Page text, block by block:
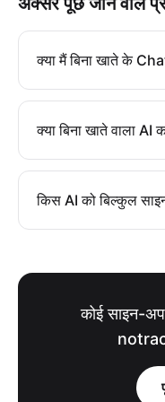
क्या मैं बिना खाते के
क्या बिना खाते वाला AI
किस AI को बिल्कुल
कोई साइन-